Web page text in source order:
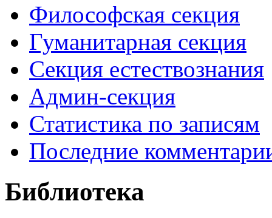
Философская секция
Гуманитарная секция
Секция естествознания
Админ-секция
Статистика по записям
Последние
Библиотека